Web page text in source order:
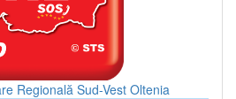
Regională Sud-Vest Oltenia